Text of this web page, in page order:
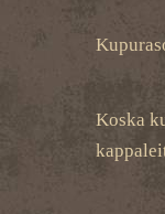
Koska